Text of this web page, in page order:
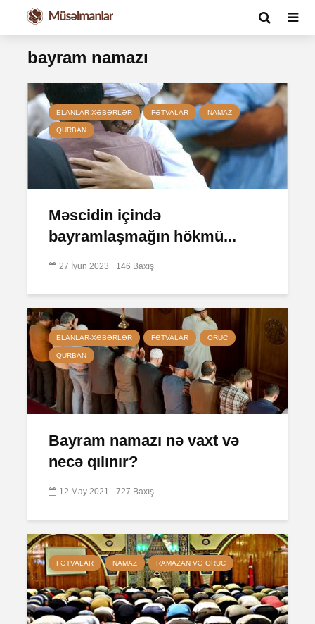
bayram namazı
ELANLAR-XƏBƏRLƏR FƏTVALAR NAMAZ
QURBAN
Məscidin içində
bayramlaşmağın hökmü...
27 İyun 2023 146 Baxış
ELANLAR-XƏBƏRLƏR FƏTVALAR ORUC
QURBAN
Bayram namazı nə vaxt və
necə qılınır?
12 May 2021 727 Baxış
FƏTVALAR NAMAZ RAMAZAN VƏ ORUC